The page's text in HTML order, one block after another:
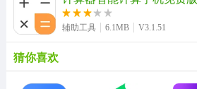
辅助工具 6.1MB V3.1.51
猜你喜欢